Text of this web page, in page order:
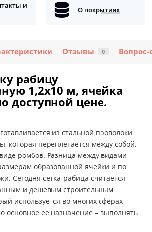
и
О покрытиях
Отзывы 0 Вопрос-
рабицу
1,2x10 м, ячейка
доступной цене.
из стальной проволоки
которая переплетается между собой,
ромбов. Разница между видами
образованной ячейки и по
Сегодня сетка-рабица считается
и дешевым строительным
используется во многих сферах
основное ее назначение – выполнять